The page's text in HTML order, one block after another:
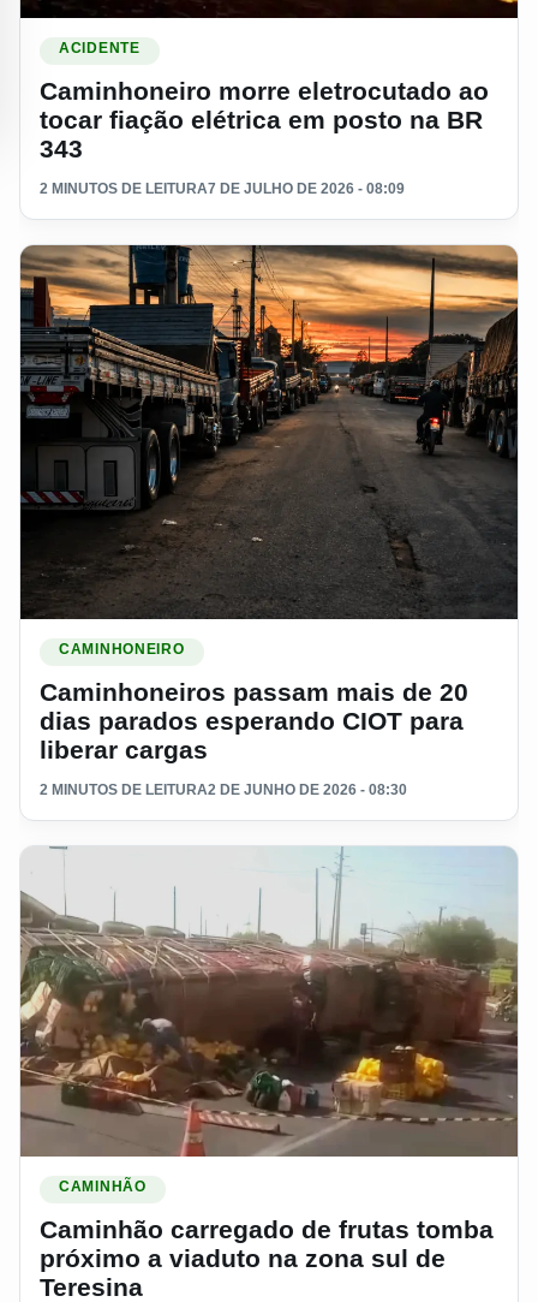
ACIDENTE
Caminhoneiro morre eletrocutado ao
tocar fiação elétrica em posto na BR
343
2 MINUTOS DE LEITURA7 DE JULHO DE 2026 - 08:09
CAMINHONEIRO
Caminhoneiros passam mais de 20
dias parados esperando CIOT para
liberar cargas
2 MINUTOS DE LEITURA2 DE JUNHO DE 2026 - 08:30
CAMINHÃO
Caminhão carregado de frutas tomba
próximo a viaduto na zona sul de
Teresina